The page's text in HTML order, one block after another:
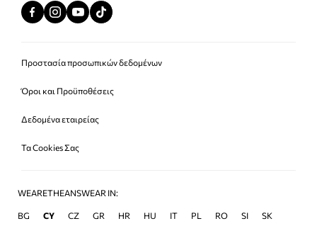
Προστασία προσωπικών δεδομένων
Όροι και Προϋποθέσεις
Δεδομένα εταιρείας
Τα Cookies Σας
WEARETHEANSWEAR IN:
BG CY CZ GR HR HU IT PL RO SI SK